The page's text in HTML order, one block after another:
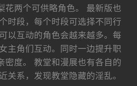
花两个可供略角色。 最新版也
时段，每个时段可选择不同行
以互动的角色会越来越多。每
主角们互动。同时一边提升职
密度。 教堂和漫展也有各自的
系，发现教堂隐藏的淫乱。